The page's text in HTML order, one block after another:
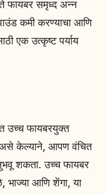
ते फायबर समृध्द अन्न
कमी करण्याचा आणि
एक उत्कृष्ट पर्याय
उच्च फायबरयुक्त
असे केल्याने, आपण वंचित
शकता. उच्च फायबर
आणि शेंगा, या